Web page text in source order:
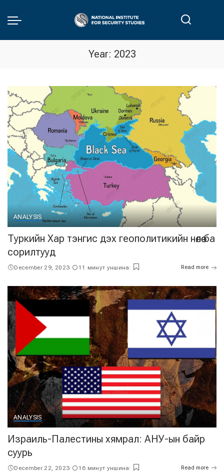
Year: 2023
ANALYSIS
Туркийн Хар тэнгис дэх геополитикийн нөлөө ба
сорилтууд
December 29, 2023 11 минут уншина Read more
ANALYSIS
Израиль-Палестины хямрал: АНУ-ын байр
суурь
December 22, 2023 16 минут уншина Read more